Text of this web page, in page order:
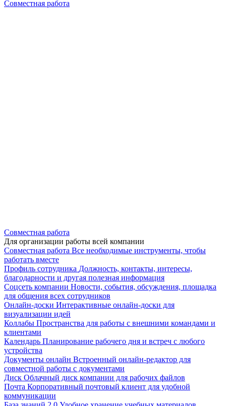
Совместная работа
Совместная работа
Для организации работы всей компании
Совместная работа Все необходимые инструменты, чтобы
работать вместе
Профиль сотрудника Должность, контакты, интересы,
благодарности и другая полезная информация
Соцсеть компании Новости, события, обсуждения, площадка
для общения всех сотрудников
Онлайн-доски Интерактивные онлайн-доски для
визуализации идей
Коллабы Пространства для работы с внешними командами и
клиентами
Календарь Планирование рабочего дня и встреч с любого
устройства
Документы онлайн Встроенный онлайн-редактор для
совместной работы с документами
Диск Облачный диск компании для рабочих файлов
Почта Корпоративный почтовый клиент для удобной
коммуникации